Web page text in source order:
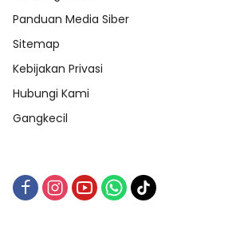
Panduan Media Siber
Sitemap
Kebijakan Privasi
Hubungi Kami
Gangkecil